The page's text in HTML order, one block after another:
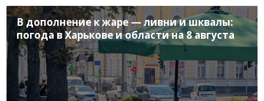
В дополнение к жаре — ливни и шквалы:
погода в Харькове и области на 8 августа